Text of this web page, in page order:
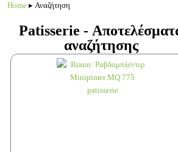
Home ▸ Αναζήτηση
Patisserie -
αναζήτησης